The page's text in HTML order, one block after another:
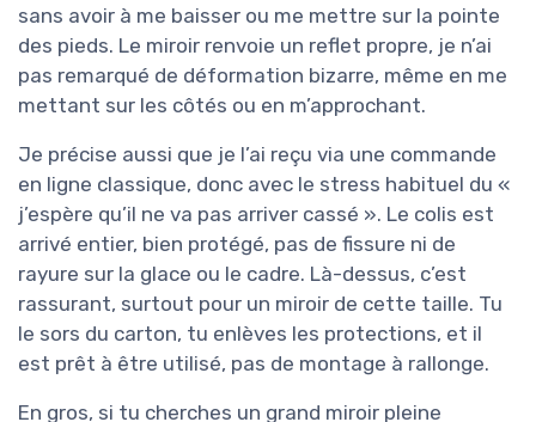
sans avoir à me baisser ou me mettre sur la pointe
des pieds. Le miroir renvoie un reflet propre, je n’ai
pas remarqué de déformation bizarre, même en me
mettant sur les côtés ou en m’approchant.
Je précise aussi que je l’ai reçu via une commande
en ligne classique, donc avec le stress habituel du «
j’espère qu’il ne va pas arriver cassé ». Le colis est
arrivé entier, bien protégé, pas de fissure ni de
rayure sur la glace ou le cadre. Là-dessus, c’est
rassurant, surtout pour un miroir de cette taille. Tu
le sors du carton, tu enlèves les protections, et il
est prêt à être utilisé, pas de montage à rallonge.
En gros, si tu cherches un grand miroir pleine